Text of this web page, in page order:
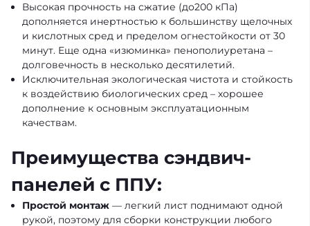
Высокая прочность на сжатие (до200 кПа)
дополняется инертностью к большинству щелочных
и кислотных сред и пределом огнестойкости от 30
минут. Еще одна «изюминка» пенополиуретана –
долговечность в несколько десятилетий.
Исключительная экологическая чистота и стойкость
к воздействию биологических сред – хорошее
дополнение к основным эксплуатационным
качествам.
Преимущества сэндвич-
панелей с ППУ:
Простой монтаж — легкий лист поднимают одной
рукой, поэтому для сборки конструкции любого